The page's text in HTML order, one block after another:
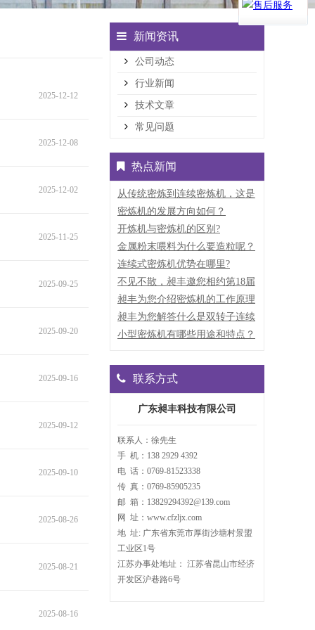
2025-12-12
2025-12-08
2025-12-02
2025-11-25
2025-09-25
2025-09-20
2025-09-16
2025-09-12
2025-09-10
2025-08-26
2025-08-21
2025-08-16
新闻资讯
公司动态
行业新闻
技术文章
常见问题
热点新闻
从传统密炼到连续密炼机，这是
一场迎合环保的“革命”
密炼机的发展方向如何？
开炼机与密炼机的区别?
金属粉末喂料为什么要造粒呢？
连续式密炼机优势在哪里?
不见不散，昶丰邀您相约第18届
中国国际橡胶技术展览会
昶丰为您介绍密炼机的工作原理
昶丰为您解答什么是双转子连续
式密炼机？
小型密炼机有哪些用途和特点？
联系方式
广东昶丰科技有限公司
联系人：徐先生
手 机：138 2929 4392
电 话：0769-81523338
传 真：0769-85905235
邮 箱：13829294392@139.com
网 址：www.cfzljx.com
地 址: 广东省东莞市厚街沙塘村景盟
工业区1号
江苏办事处地址： 江苏省昆山市经济
开发区沪巷路6号